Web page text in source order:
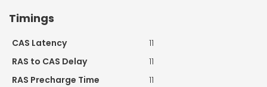
Timings
CAS Latency
11
RAS to CAS Delay
11
RAS Precharge Time
11